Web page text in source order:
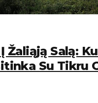
Žaliąją Salą:
Su Tikru